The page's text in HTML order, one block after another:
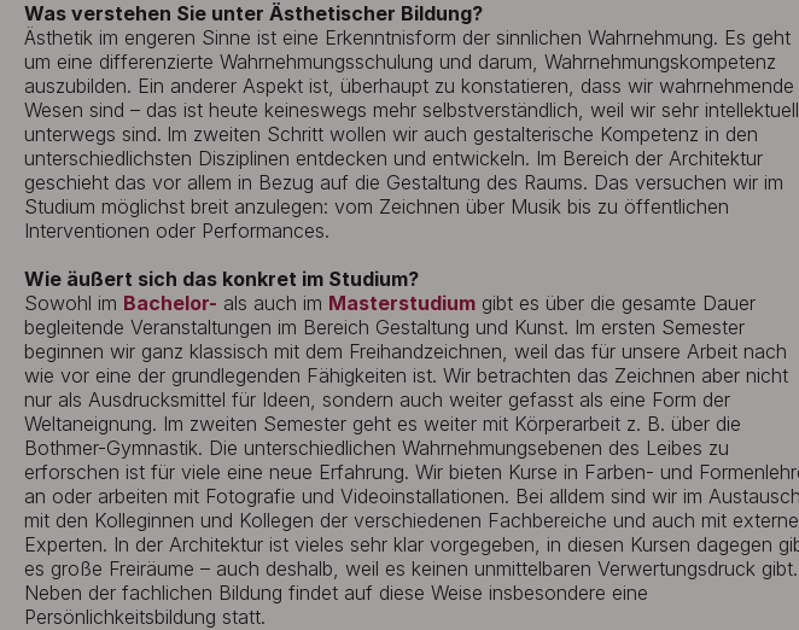
Was verstehen Sie unter Ästhetischer Bildung?
Ästhetik im engeren Sinne ist eine Erkenntnisform der sinnlichen Wahrnehmung. Es geht
um eine differenzierte Wahrnehmungsschulung und darum, Wahrnehmungskompetenz
auszubilden. Ein anderer Aspekt ist, überhaupt zu konstatieren, dass wir wahrnehmende
Wesen sind – das ist heute keineswegs mehr selbstverständlich, weil wir sehr intellektuell
unterwegs sind. Im zweiten Schritt wollen wir auch gestalterische Kompetenz in den
unterschiedlichsten Disziplinen entdecken und entwickeln. Im Bereich der Architektur
geschieht das vor allem in Bezug auf die Gestaltung des Raums. Das versuchen wir im
Studium möglichst breit anzulegen: vom Zeichnen über Musik bis zu öffentlichen
Interventionen oder Performances.
Wie äußert sich das konkret im Studium?
Sowohl im Bachelor- als auch im Masterstudium gibt es über die gesamte Dauer
begleitende Veranstaltungen im Bereich Gestaltung und Kunst. Im ersten Semester
beginnen wir ganz klassisch mit dem Freihandzeichnen, weil das für unsere Arbeit nach
wie vor eine der grundlegenden Fähigkeiten ist. Wir betrachten das Zeichnen aber nicht
nur als Ausdrucksmittel für Ideen, sondern auch weiter gefasst als eine Form der
Weltaneignung. Im zweiten Semester geht es weiter mit Körperarbeit z. B. über die
Bothmer-Gymnastik. Die unterschiedlichen Wahrnehmungsebenen des Leibes zu
erforschen ist für viele eine neue Erfahrung. Wir bieten Kurse in Farben- und
an oder arbeiten mit Fotografie und Videoinstallationen. Bei alldem sind wir im Austausch
mit den Kolleginnen und Kollegen der verschiedenen Fachbereiche und auch mit
Experten. In der Architektur ist vieles sehr klar vorgegeben, in diesen Kursen dagegen
es große Freiräume – auch deshalb, weil es keinen unmittelbaren Verwertungsdruck gibt.
Neben der fachlichen Bildung findet auf diese Weise insbesondere eine
Persönlichkeitsbildung statt.